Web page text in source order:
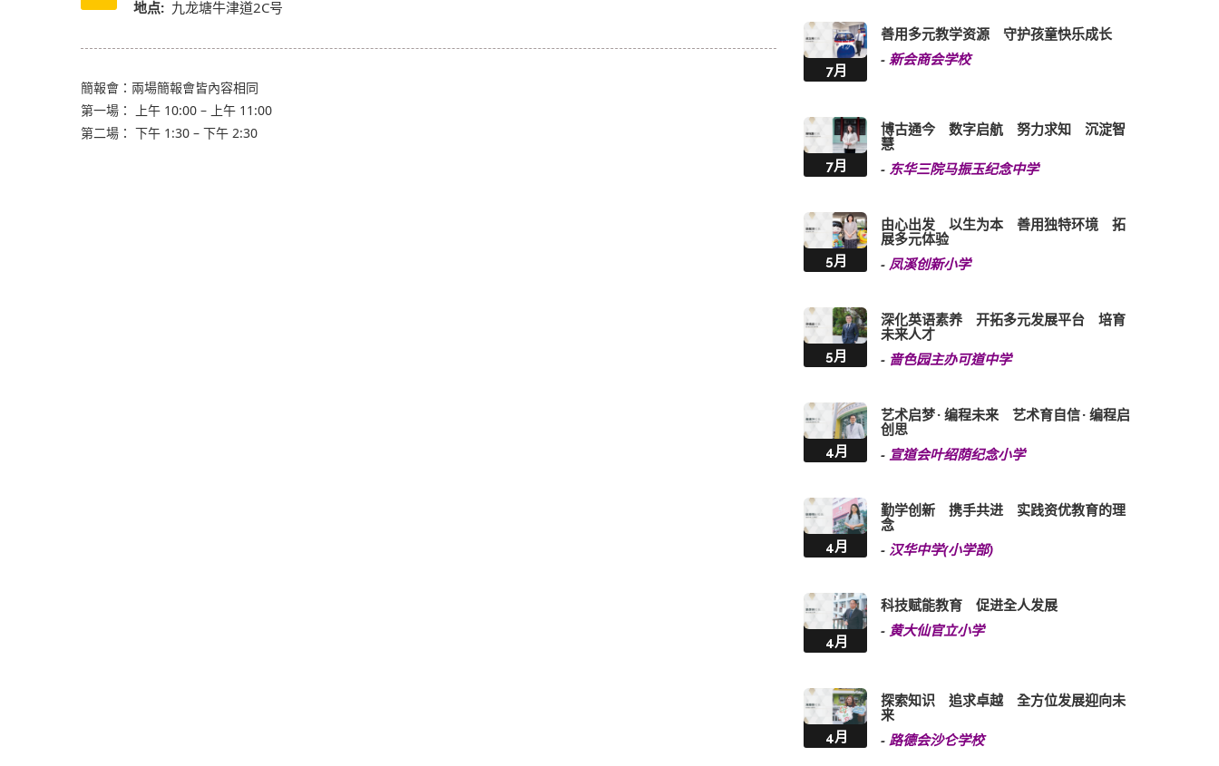
地点: 九龙塘牛津道2C号
簡報會：兩場簡報會皆內容相同
第一場： 上午 10:00 – 上午 11:00
第二場： 下午 1:30 – 下午 2:30
7月
善用多元教学资源 守护孩童快乐成长
-新会商会学校
7月
博古通今 数字启航 努力求知 沉淀智
慧
- 东华三院马振玉纪念中学
5月
由心出发 以生为本 善用独特环境 拓
展多元体验
- 凤溪创新小学
5月
深化英语素养 开拓多元发展平台 培育
未来人才
- 啬色园主办可道中学
4月
艺术启梦 · 编程未来 艺术育自信 · 编程启
创思
- 宣道会叶绍荫纪念小学
4月
勤学创新 携手共进 实践资优教育的理
念
- 汉华中学(小学部)
4月
科技赋能教育 促进全人发展
- 黄大仙官立小学
4月
探索知识 追求卓越 全方位发展迎向未
来
- 路德会沙仑学校